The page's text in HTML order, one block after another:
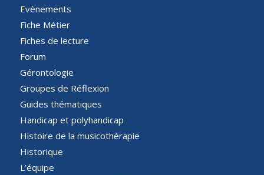
Evènements
Fiche Métier
Fiches de lecture
Forum
Gérontologie
Groupes de Réflexion
Guides thématiques
Handicap et polyhandicap
Histoire de la musicothérapie
Historique
L’équipe